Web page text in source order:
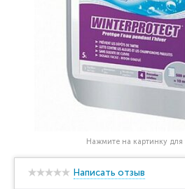
Нажмите на картинку для
Написать отзыв